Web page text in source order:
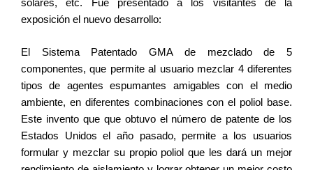
solares, etc. Fue presentado a los visitantes de la
exposición el nuevo desarrollo:
El Sistema Patentado GMA de mezclado de 5
componentes, que permite al usuario mezclar 4 diferentes
tipos de agentes espumantes amigables con el medio
ambiente, en diferentes combinaciones con el poliol base.
Este invento que que obtuvo el número de patente de los
Estados Unidos el año pasado, permite a los usuarios
formular y mezclar su propio poliol que les dará un mejor